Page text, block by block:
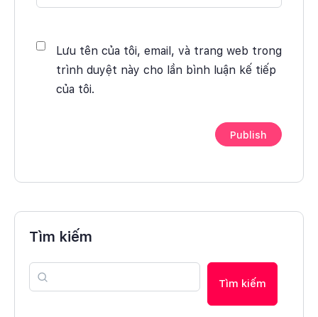
Lưu tên của tôi, email, và trang web trong
trình duyệt này cho lần bình luận kế tiếp
của tôi.
Tìm kiếm
Tìm kiếm